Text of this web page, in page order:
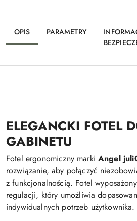
OPIS PARAMETRY
ELEGANCKI FOTEL
GABINETU
Fotel ergonomiczny marki Angel
rozwiązanie, aby połączyć
z funkcjonalnością. Fotel
regulacji, który umożliwia
indywidualnych potrzeb użytkownika.